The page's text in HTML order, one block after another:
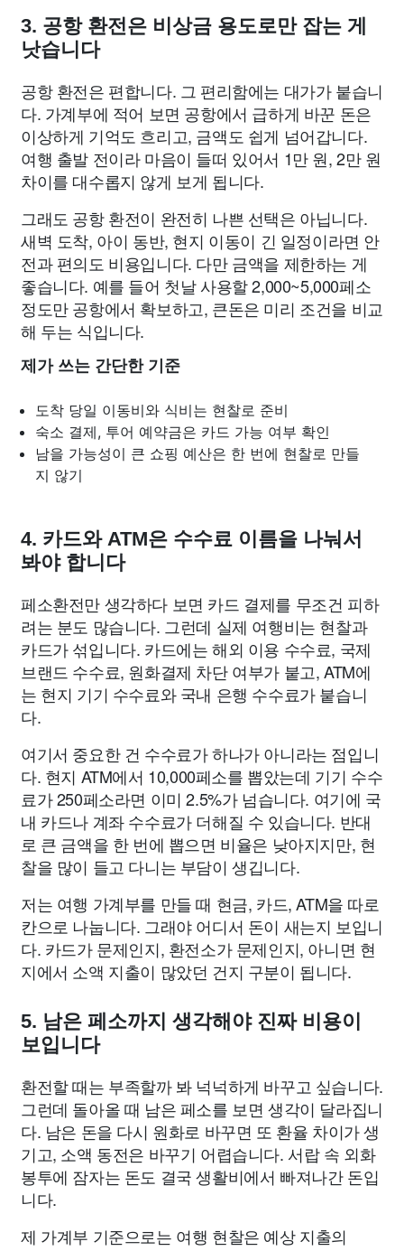
3. 공항 환전은 비상금 용도로만 잡는 게
낫습니다
공항 환전은 편합니다. 그 편리함에는 대가가 붙습니
다. 가계부에 적어 보면 공항에서 급하게 바꾼 돈은
이상하게 기억도 흐리고, 금액도 쉽게 넘어갑니다.
여행 출발 전이라 마음이 들떠 있어서 1만 원, 2만 원
차이를 대수롭지 않게 보게 됩니다.
그래도 공항 환전이 완전히 나쁜 선택은 아닙니다.
새벽 도착, 아이 동반, 현지 이동이 긴 일정이라면 안
전과 편의도 비용입니다. 다만 금액을 제한하는 게
좋습니다. 예를 들어 첫날 사용할 2,000~5,000페소
정도만 공항에서 확보하고, 큰돈은 미리 조건을 비교
해 두는 식입니다.
제가 쓰는 간단한 기준
도착 당일 이동비와 식비는 현찰로 준비
숙소 결제, 투어 예약금은 카드 가능 여부 확인
남을 가능성이 큰 쇼핑 예산은 한 번에 현찰로 만들
지 않기
4. 카드와 ATM은 수수료 이름을 나눠서
봐야 합니다
페소환전만 생각하다 보면 카드 결제를 무조건 피하
려는 분도 많습니다. 그런데 실제 여행비는 현찰과
카드가 섞입니다. 카드에는 해외 이용 수수료, 국제
브랜드 수수료, 원화결제 차단 여부가 붙고, ATM에
는 현지 기기 수수료와 국내 은행 수수료가 붙습니
다.
여기서 중요한 건 수수료가 하나가 아니라는 점입니
다. 현지 ATM에서 10,000페소를 뽑았는데 기기 수수
료가 250페소라면 이미 2.5%가 넘습니다. 여기에 국
내 카드나 계좌 수수료가 더해질 수 있습니다. 반대
로 큰 금액을 한 번에 뽑으면 비율은 낮아지지만, 현
찰을 많이 들고 다니는 부담이 생깁니다.
저는 여행 가계부를 만들 때 현금, 카드, ATM을 따로
칸으로 나눕니다. 그래야 어디서 돈이 새는지 보입니
다. 카드가 문제인지, 환전소가 문제인지, 아니면 현
지에서 소액 지출이 많았던 건지 구분이 됩니다.
5. 남은 페소까지 생각해야 진짜 비용이
보입니다
환전할 때는 부족할까 봐 넉넉하게 바꾸고 싶습니다.
그런데 돌아올 때 남은 페소를 보면 생각이 달라집니
다. 남은 돈을 다시 원화로 바꾸면 또 환율 차이가 생
기고, 소액 동전은 바꾸기 어렵습니다. 서랍 속 외화
봉투에 잠자는 돈도 결국 생활비에서 빠져나간 돈입
니다.
제 가계부 기준으로는 여행 현찰은 예상 지출의